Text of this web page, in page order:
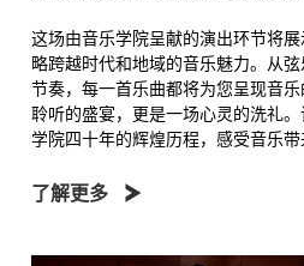
这场由音乐学院呈献的演出环节将
略跨越时代和地域的音乐魅力。从
节奏，每一首乐曲都将为您呈现音
聆听的盛宴，更是一场心灵的洗礼
学院四十年的辉煌历程，感受音乐带
了解更多